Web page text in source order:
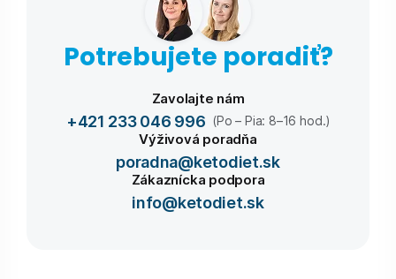
Potrebujete poradiť?
Zavolajte nám
+421 233 046 996 (Po – Pia: 8–16 hod.)
Výživová poradňa
poradna@ketodiet.sk
Zákaznícka podpora
info@ketodiet.sk